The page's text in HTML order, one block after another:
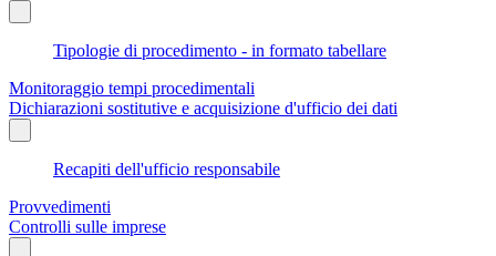
Tipologie di procedimento - in formato tabellare
Monitoraggio tempi procedimentali
Dichiarazioni sostitutive e acquisizione d'ufficio dei dati
Recapiti dell'ufficio responsabile
Provvedimenti
Controlli sulle imprese